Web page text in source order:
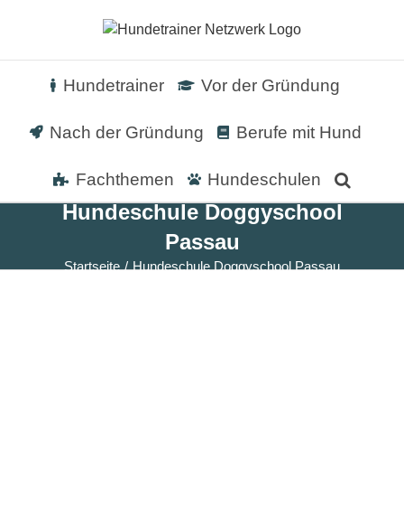
Hundetrainer Vor der Gründung
Nach der Gründung Berufe mit Hund
Fachthemen Hundeschulen
Hundeschule Doggyschool
Passau
Startseite Hundeschule Doggyschool Passau